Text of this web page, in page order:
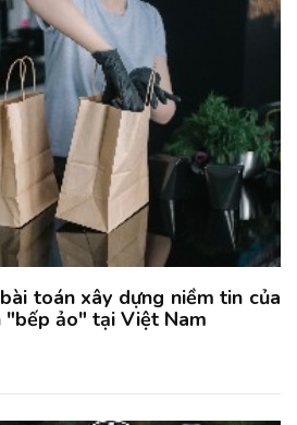
toán xây dựng niềm tin của
"bếp ảo" tại Việt Nam